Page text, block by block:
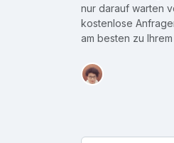
nur darauf warten
kostenlose
am besten zu